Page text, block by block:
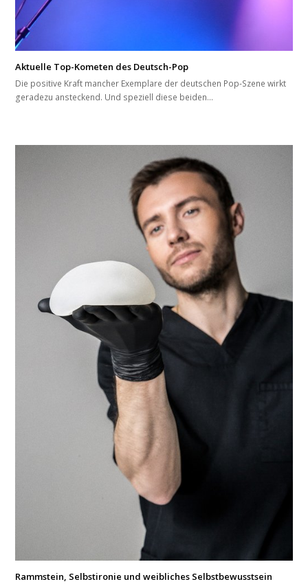
Aktuelle Top-Kometen des Deutsch-Pop
Die positive Kraft mancher Exemplare der deutschen Pop-Szene wirkt
geradezu ansteckend. Und speziell diese beiden…
Rammstein, Selbstironie und weibliches Selbstbewusstsein